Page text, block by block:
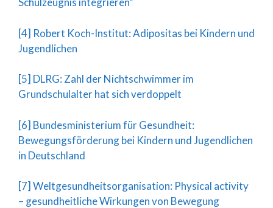
[4] Robert Koch-Institut: Adipositas bei Kindern und
Jugendlichen
[5] DLRG: Zahl der Nichtschwimmer im
Grundschulalter hat sich verdoppelt
[6] Bundesministerium für Gesundheit:
Bewegungsförderung bei Kindern und Jugendlichen
in Deutschland
[7] Weltgesundheitsorganisation: Physical activity
– gesundheitliche Wirkungen von Bewegung